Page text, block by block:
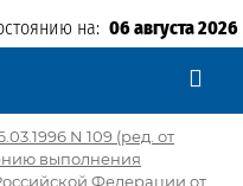
на: 06 августа 2026
N 109 (ред. от
выполнения
Федерации от